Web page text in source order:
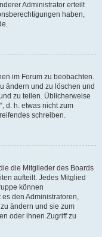
Administrator erteilt
haben,
im Forum zu beobachten.
ändern und zu löschen und
zu teilen. Üblicherweise
d. h. etwas nicht zum
schreiben.
die Mitglieder des Boards
aufteilt. Jedes Mitglied
können
den Administratoren,
ändern und sie zum
oder ihnen Zugriff zu